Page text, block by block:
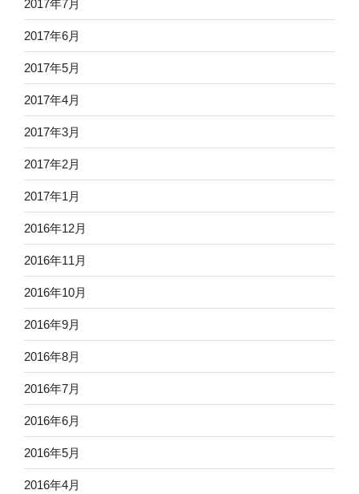
2017年7月
2017年6月
2017年5月
2017年4月
2017年3月
2017年2月
2017年1月
2016年12月
2016年11月
2016年10月
2016年9月
2016年8月
2016年7月
2016年6月
2016年5月
2016年4月